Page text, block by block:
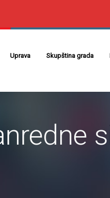
Uprava Skupština grada